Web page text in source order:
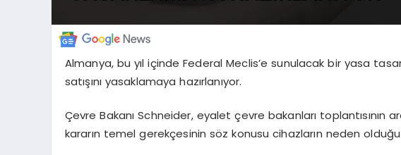
Almanya, bu yıl içinde Federal Meclis’e sunulacak bir yasa
satışını yasaklamaya hazırlanıyor.
Çevre Bakanı Schneider, eyalet çevre bakanları toplantısının
kararın temel gerekçesinin söz konusu cihazların neden